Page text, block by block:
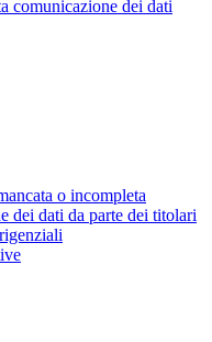
comunicazione dei dati
o incompleta
dei dati da parte dei titolari